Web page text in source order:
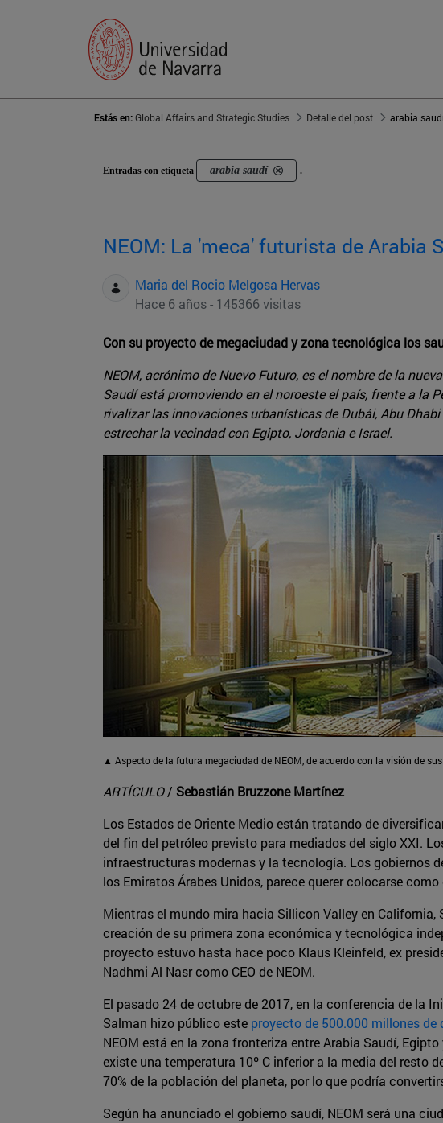
Estás en:Global Affairs and Strategic Studies Detalle del post arabia
Entradas con etiqueta arabia saudí .
NEOM: La 'meca' futurista de Arabia
Maria del Rocio Melgosa Hervas
Hace 6 años - 145366 visitas
Con su proyecto de megaciudad y zona tecnológica los
NEOM, acrónimo de Nuevo Futuro, es el nombre de la
Saudí está promoviendo en el noroeste el país, frente a la
rivalizar las innovaciones urbanísticas de Dubái, Abu
estrechar la vecindad con Egipto, Jordania e Israel.
▲ Aspecto de la futura megaciudad de NEOM, de acuerdo con la visión de
ARTÍCULO/ Sebastián Bruzzone Martínez
Los Estados de Oriente Medio están tratando de
del fin del petróleo previsto para mediados del siglo XXI.
infraestructuras modernas y la tecnología. Los gobiernos
los Emiratos Árabes Unidos, parece querer colocarse
Mientras el mundo mira hacia Sillicon Valley en California,
creación de su primera zona económica y tecnológica
proyecto estuvo hasta hace poco Klaus Kleinfeld, ex
Nadhmi Al Nasr como CEO de NEOM.
El pasado 24 de octubre de 2017, en la conferencia de la
Salman hizo público este proyecto de 500.000 millones de
NEOM está en la zona fronteriza entre Arabia Saudí,
existe una temperatura 10º C inferior a la media del resto
70% de la población del planeta, por lo que podría
Según ha anunciado el gobierno saudí, NEOM será una